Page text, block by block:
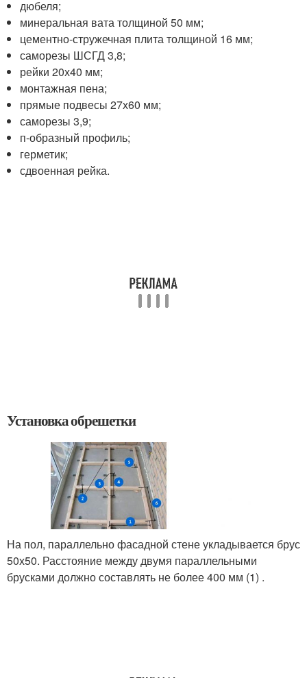
дюбеля;
минеральная вата толщиной 50 мм;
цементно-стружечная плита толщиной 16 мм;
саморезы ШСГД 3,8;
рейки 20х40 мм;
монтажная пена;
прямые подвесы 27х60 мм;
саморезы 3,9;
п-образный профиль;
герметик;
сдвоенная рейка.
Установка обрешетки
На пол, параллельно фасадной стене укладывается брус
50х50. Расстояние между двумя параллельными
брусками должно составлять не более 400 мм (1) .